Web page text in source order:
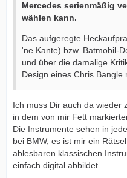
Mercedes serienmäßig
wählen kann.
Das aufgeregte
'ne Kante) bzw. Batmobil-
und über die damalige
Design eines Chris Bangle
Ich muss Dir auch da wieder
in dem von mir Fett
Die Instrumente sehen in
bei BMW, es ist mir ein
ablesbaren klassischen
einfach digital abbildet.